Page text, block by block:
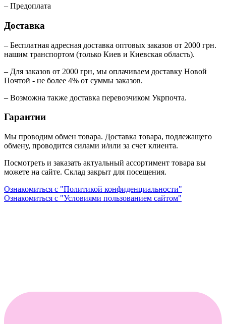
– Предоплата
Доставка
– Бесплатная адресная доставка оптовых заказов от 2000 грн.
нашим транспортом (только Киев и Киевская область).
– Для заказов от 2000 грн, мы оплачиваем доставку Новой
Почтой - не более 4% от суммы заказов.
– Возможна также доставка перевозчиком Укрпочта.
Гарантии
Мы проводим обмен товара. Доставка товара, подлежащего
обмену, проводится силами и/или за счет клиента.
Посмотреть и заказать актуальный ассортимент товара вы
можете на сайте. Склад закрыт для посещения.
Ознакомиться с "Политикой конфиденциальности"
Ознакомиться с "Условиями пользованием сайтом"